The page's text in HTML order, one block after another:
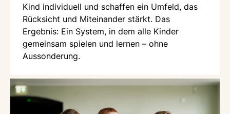
Kind individuell und schaffen ein Umfeld, das
Rücksicht und Miteinander stärkt. Das
Ergebnis: Ein System, in dem alle Kinder
gemeinsam spielen und lernen – ohne
Aussonderung.